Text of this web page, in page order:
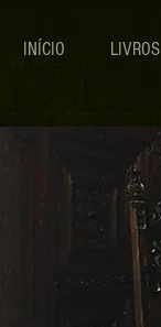
INÍCIO LIVROS